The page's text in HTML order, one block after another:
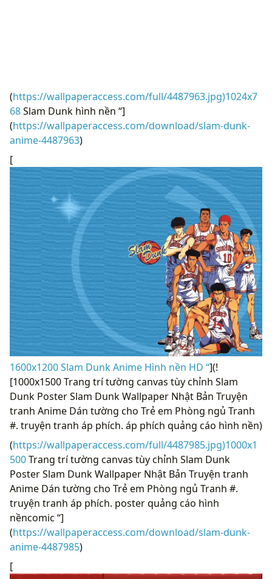
(https://wallpaperaccess.com/full/4487963.jpg)1024x7
68Slam Dunk hình nền “]
(https://wallpaperaccess.com/download/slam-dunk-
anime-4487963)
[
1600x1200 Slam Dunk Anime Hình nền HD “](!
[1000x1500 Trang trí tường canvas tùy chỉnh Slam
Dunk Poster Slam Dunk Wallpaper Nhật Bản Truyện
tranh Anime Dán tường cho Trẻ em Phòng ngủ Tranh
#. truyện tranh áp phích. áp phích quảng cáo hình nền)
(https://wallpaperaccess.com/full/4487985.jpg)1000x1
500Trang trí tường canvas tùy chỉnh Slam Dunk
Poster Slam Dunk Wallpaper Nhật Bản Truyện tranh
Anime Dán tường cho Trẻ em Phòng ngủ Tranh #.
truyện tranh áp phích. poster quảng cáo hình
nềncomic “]
(https://wallpaperaccess.com/download/slam-dunk-
anime-4487985)
[